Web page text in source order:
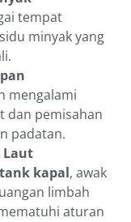
tempat
minyak yang
mengalami
dan pemisahan
padatan.
Laut
kapal, awak
limbah
aturan